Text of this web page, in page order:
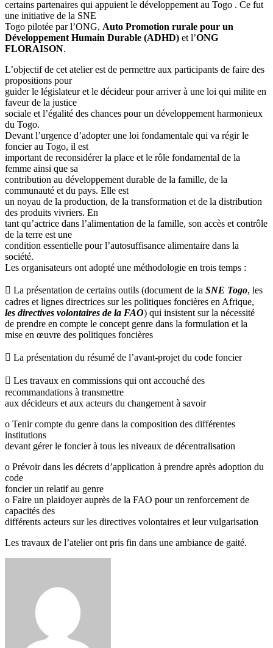
certains partenaires qui appuient le développement au Togo . Ce fut
une initiative de la SNE
Togo pilotée par l’ONG, Auto Promotion rurale pour un
Développement Humain Durable (ADHD) et l’ONG
FLORAISON.
L’objectif de cet atelier est de permettre aux participants de faire des
propositions pour
guider le législateur et le décideur pour arriver à une loi qui milite en
faveur de la justice
sociale et l’égalité des chances pour un développement harmonieux
du Togo.
Devant l’urgence d’adopter une loi fondamentale qui va régir le
foncier au Togo, il est
important de reconsidérer la place et le rôle fondamental de la
femme ainsi que sa
contribution au développement durable de la famille, de la
communauté et du pays. Elle est
un noyau de la production, de la transformation et de la distribution
des produits vivriers. En
tant qu’actrice dans l’alimentation de la famille, son accès et contrôle
de la terre est une
condition essentielle pour l’autosuffisance alimentaire dans la
société.
Les organisateurs ont adopté une méthodologie en trois temps :
 La présentation de certains outils (document de la SNE Togo, les
cadres et lignes directrices sur les politiques foncières en Afrique,
les directives volontaires de la FAO) qui insistent sur la nécessité
de prendre en compte le concept genre dans la formulation et la
mise en œuvre des politiques foncières
 La présentation du résumé de l’avant-projet du code foncier
 Les travaux en commissions qui ont accouché des
recommandations à transmettre
aux décideurs et aux acteurs du changement à savoir
o Tenir compte du genre dans la composition des différentes
institutions
devant gérer le foncier à tous les niveaux de décentralisation
o Prévoir dans les décrets d’application à prendre après adoption du
code
foncier un relatif au genre
o Faire un plaidoyer auprès de la FAO pour un renforcement de
capacités des
différents acteurs sur les directives volontaires et leur vulgarisation
Les travaux de l’atelier ont pris fin dans une ambiance de gaité.